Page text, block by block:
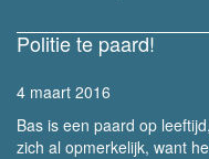
Politie te paard!
4 maart 2016
Bas is een paard op
zich al opmerkelijk, want